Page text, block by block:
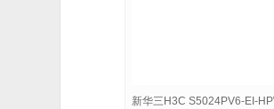
新华三H3C S5024PV6-EI-